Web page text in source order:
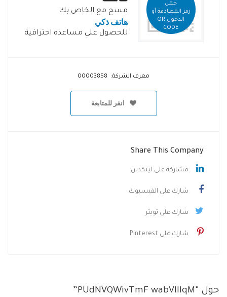
حمل
رمز المصادقة أو
الدخول QR
CODE
مسح مع الخاص بك
هاتف ذكي
للحصول علي مساعده احترافية
معرف الشركة: 00003858
انقر للمتابعة
Share This Company
مشاركة على لينكدين
شارك على الفيسبوك
شارك على تويتر
شارك على Pinterest
حول “PUdNVQWivTmF wabVIlIqM”